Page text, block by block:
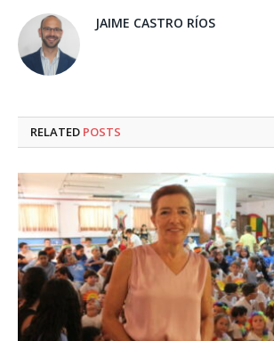
JAIME CASTRO RÍOS
RELATED POSTS